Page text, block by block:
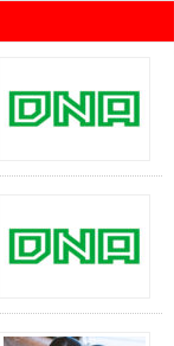
CINEMA×STYLE
CINEMA×STYLE 289
CINEMA×STYLE 286
CINEMA×STYLE 294